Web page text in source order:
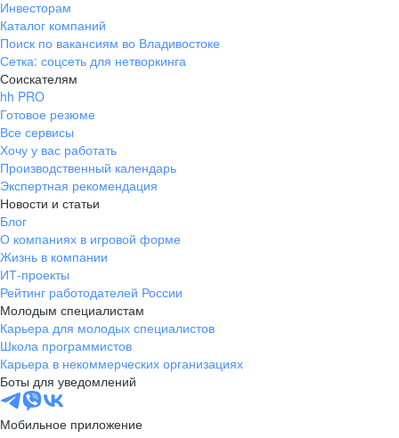
Инвесторам
Каталог компаний
Поиск по вакансиям во Владивостоке
Сетка: соцсеть для нетворкинга
Соискателям
hh PRO
Готовое резюме
Все сервисы
Хочу у вас работать
Производственный календарь
Экспертная рекомендация
Новости и статьи
Блог
О компаниях в игровой форме
Жизнь в компании
ИТ-проекты
Рейтинг работодателей России
Молодым специалистам
Карьера для молодых специалистов
Школа программистов
Карьера в некоммерческих организациях
Боты для уведомлений
Мобильное приложение